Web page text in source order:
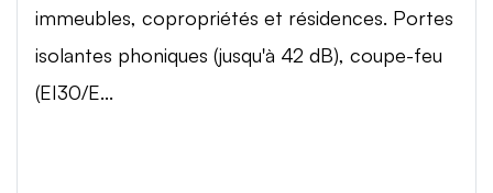
immeubles, copropriétés et résidences. Portes
isolantes phoniques (jusqu'à 42 dB), coupe-feu
(EI30/E...